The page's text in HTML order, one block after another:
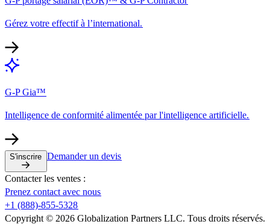
Gérez votre effectif à l’international.​​
G-P Gia™​​
Intelligence de conformité alimentée par l'intelligence artificielle.​​
S'inscrire​​ Demander un devis​​
Contacter les ventes :​​
Prenez contact avec nous​​
+1 (888)-855-5328​​
Copyright © 2026 Globalization Partners LLC. Tous droits réservés.​​